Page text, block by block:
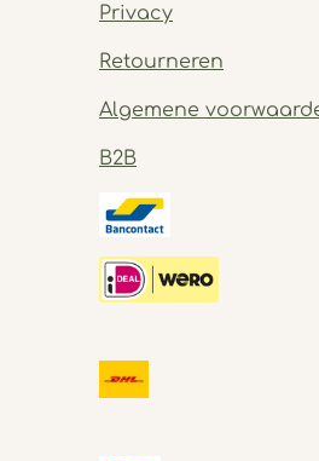
Privacy
Retourneren
Algemene
B2B